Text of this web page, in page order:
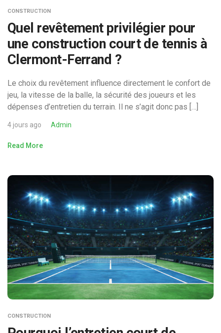
CONSTRUCTION
Quel revêtement privilégier pour
une construction court de tennis à
Clermont-Ferrand ?
Le choix du revêtement influence directement le confort de
jeu, la vitesse de la balle, la sécurité des joueurs et les
dépenses d’entretien du terrain. Il ne s’agit donc pas […]
4 jours ago Admin
Read More
CONSTRUCTION